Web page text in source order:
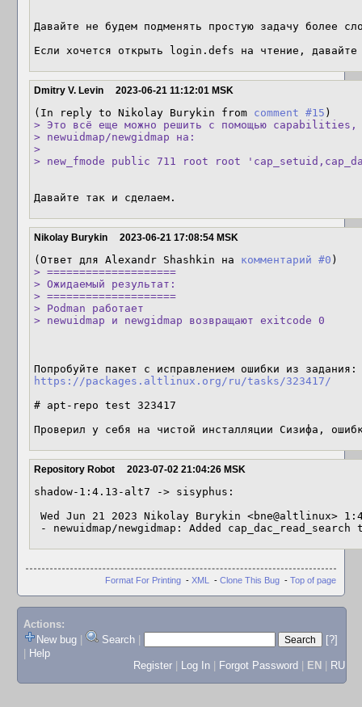
Давайте не будем подменять простую задачу более
Если хочется открыть login.defs на чтение, давайте
Dmitry V. Levin 2023-06-21 11:12:01 MSK
(In reply to Nikolay Burykin from comment #15
> Это всё еще можно решить с помощью capabilities,
> newuidmap/newgidmap на:
>
> new_fmode public 711 root root
Давайте так и сделаем.
Nikolay Burykin 2023-06-21 17:08:54 MSK
(Ответ для Alexandr Shashkin на комментарий #0
> ====================
> Ожидаемый результат:
> ====================
> Podman работает
> newuidmap и newgidmap возвращают exitcode 0
https://packages.altlinux.org/ru/tasks/323417/
# apt-repo test 323417
Проверил у себя на чистой инсталляции Сизифа,
Repository Robot 2023-07-02 21:04:26 MSK
shadow-1:4.13-alt7 -> sisyphus:
- newuidmap/newgidmap: Added
Format For Printing - XML - Clone This Bug - Top of page
Actions:
New bug
Search
[?]
Help
Register
Log In Forgot Password EN RU